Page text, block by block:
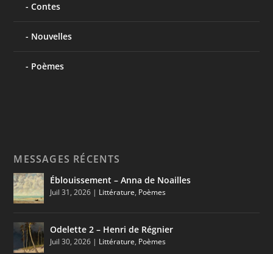
Contes
Nouvelles
Poèmes
MESSAGES RÉCENTS
Éblouissement – Anna de Noailles
Juil 31, 2026 | Littérature, Poèmes
Odelette 2 – Henri de Régnier
Juil 30, 2026 | Littérature, Poèmes